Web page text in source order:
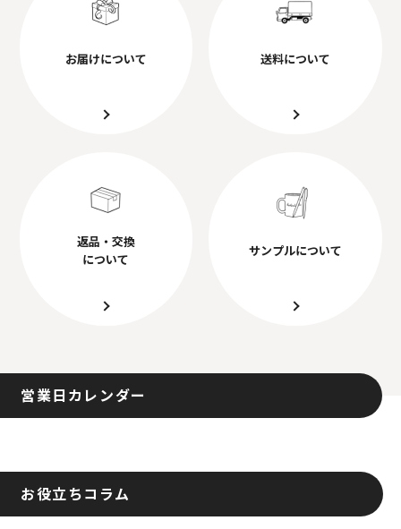
お届けについて 送料について
返品・交換
について
サンプルについて
営業日カレンダー
お役立ちコラム